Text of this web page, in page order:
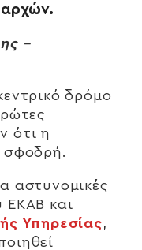
–
δρόμο
ότι η
σφοδρή.
αστυνομικές
ΕΚΑΒ και
Υπηρεσίας,